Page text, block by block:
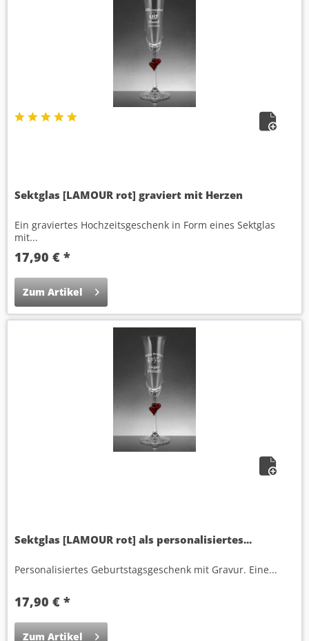
Sektglas [LAMOUR rot] graviert mit Herzen
Ein graviertes Hochzeitsgeschenk in Form eines Sektglas
mit...
17,90 € *
Zum Artikel
Sektglas [LAMOUR rot] als personalisiertes...
Personalisiertes Geburtstagsgeschenk mit Gravur. Eine...
17,90 € *
Zum Artikel